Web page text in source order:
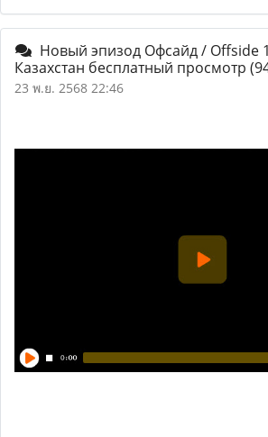
Новый эпизод Офсайд / Offside
Казахстан бесплатный просмотр
23 พ.ย. 2568 22:46